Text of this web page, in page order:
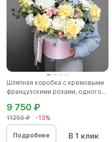
Шляпная коробка с кремовыми
французскими розами, одного...
11250 ₽ -13%
9 750 ₽
Подробнее В 1 клик